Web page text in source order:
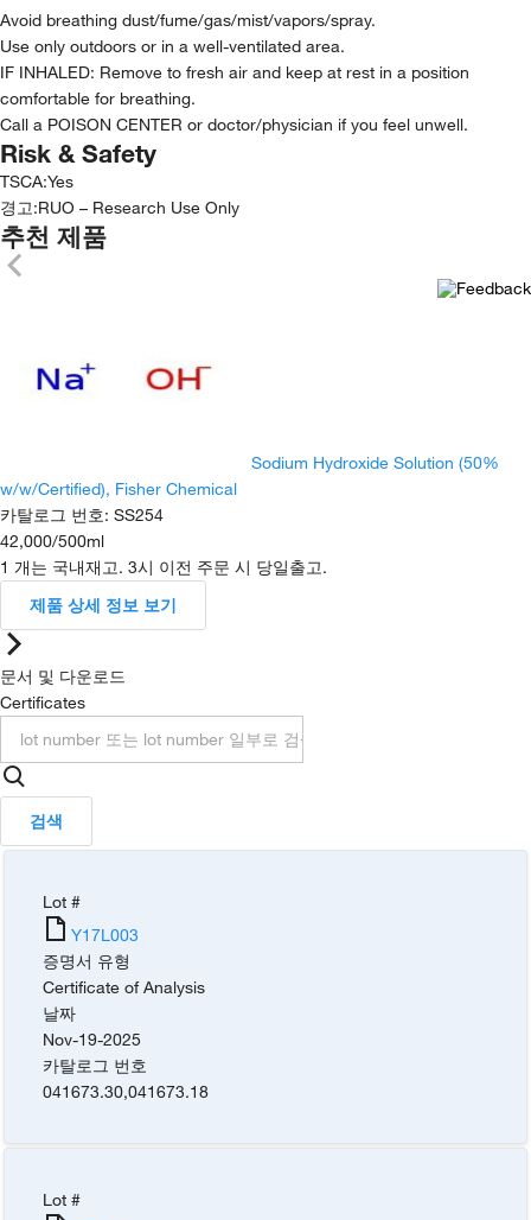
Avoid breathing dust/fume/gas/mist/vapors/spray.
Use only outdoors or in a well-ventilated area.
IF INHALED: Remove to fresh air and keep at rest in a position
comfortable for breathing.
Call a POISON CENTER or doctor/physician if you feel unwell.
Risk & Safety
TSCA:Yes
경고:RUO – Research Use Only
추천 제품
Sodium Hydroxide Solution (50%
w/w/Certified), Fisher Chemical
카탈로그 번호: SS254
42,000/500ml
1 개는 국내재고. 3시 이전 주문 시 당일출고.
제품 상세 정보 보기
문서 및 다운로드
Certificates
검색
Lot #
Y17L003
증명서 유형
Certificate of Analysis
날짜
Nov-19-2025
카탈로그 번호
041673.30,041673.18
Lot #